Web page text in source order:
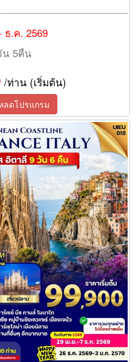
ธ.ค. 2569
น 5คืน
/ท่าน (เริ่มต้น)
ดโปรแกรม
น